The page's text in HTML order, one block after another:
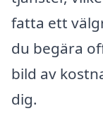
fatta ett
du begära
bild av
dig.